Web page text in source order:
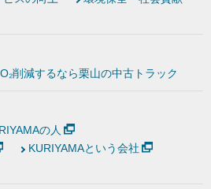
削減するなら栗山の中古トラック
の人
KURIYAMAという会社